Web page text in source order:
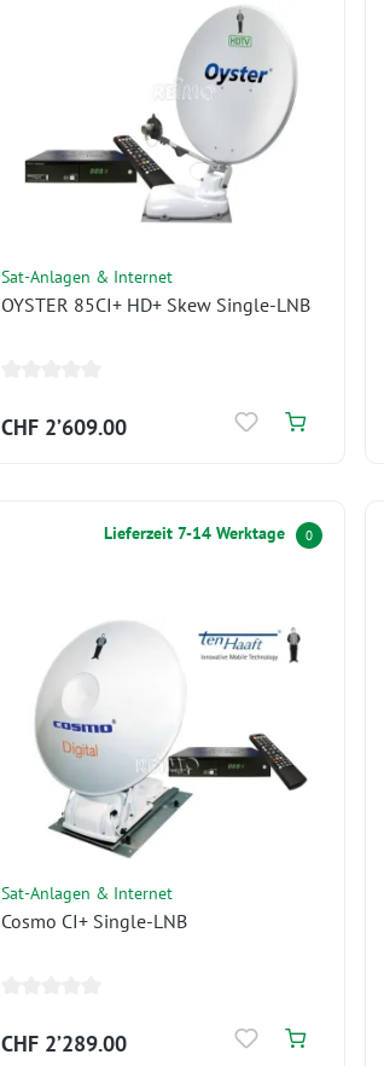
Sat-Anlagen & Internet
OYSTER 85CI+ HD+ Skew Single-LNB
CHF 2’609.00
Lieferzeit 7-14 Werktage 0
Sat-Anlagen & Internet
Cosmo CI+ Single-LNB
CHF 2’289.00